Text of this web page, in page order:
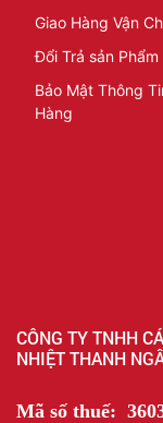
Giao Hàng Vận
Đổi Trả sản Phẩm
Bảo Mật Thông
Hàng
CÔNG TY TNHH
NHIỆT THANH
Mã số thuế: